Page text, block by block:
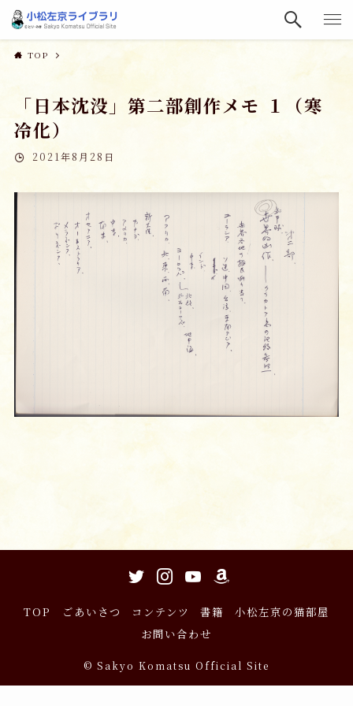
TOP
「日本沈没」第二部創作メモ １（寒
冷化）
2021年8月28日
TOP ごあいさつ コンテンツ 書籍
小松左京の猫部屋
お問い合わせ
© Sakyo Komatsu Official Site